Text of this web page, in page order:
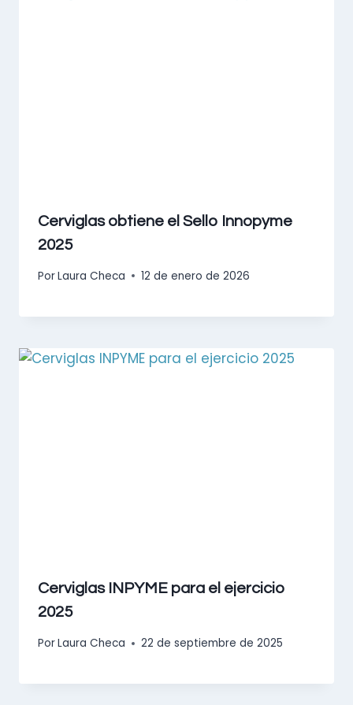
Cerviglas obtiene el Sello Innopyme
2025
PorLaura Checa 12 de enero de 2026
Cerviglas INPYME para el ejercicio
2025
PorLaura Checa 22 de septiembre de 2025